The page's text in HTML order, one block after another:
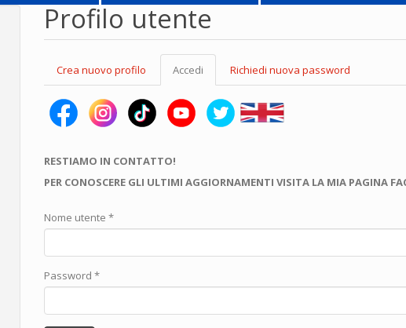
Profilo utente
primarie
Crea nuovo profilo Accedi (scheda
attiva)
Richiedi nuova password
RESTIAMO IN CONTATTO!
PER CONOSCERE GLI ULTIMI AGGIORNAMENTI VISITA LA MIA PAGINA
Nome utente *
Password *